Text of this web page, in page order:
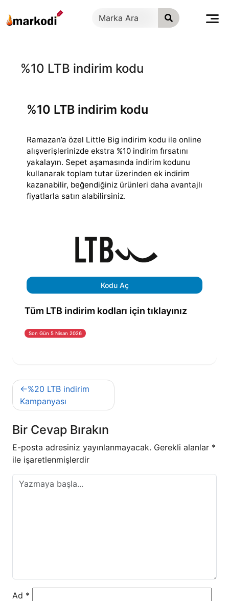
geç
%10 LTB indirim kodu
%10 LTB indirim kodu
Ramazan’a özel Little Big indirim kodu ile online
alışverişlerinizde ekstra %10 indirim fırsatını
yakalayın. Sepet aşamasında indirim kodunu
kullanarak toplam tutar üzerinden ek indirim
kazanabilir, beğendiğiniz ürünleri daha avantajlı
fiyatlarla satın alabilirsiniz.
Kodu Aç
Tüm LTB indirim kodları için tıklayınız
Son Gün 5 Nisan 2026
Yazı
gezinmesi
%20 LTB indirim
Kampanyası
Bir Cevap Bırakın
E-posta adresiniz yayınlanmayacak. Gerekli alanlar *
ile işaretlenmişlerdir
Ad *